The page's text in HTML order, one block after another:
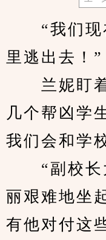
“我们现
里逃出去！”
兰妮盯着
几个帮凶学
我们会和学
“副校长
丽艰难地坐
有他对付这